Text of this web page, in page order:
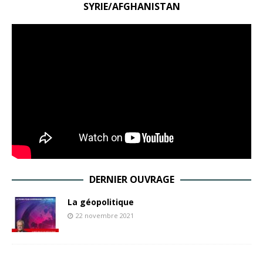
SYRIE/AFGHANISTAN
DERNIER OUVRAGE
La géopolitique
22 novembre 2021